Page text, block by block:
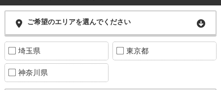
ご希望のエリアを選んでください
埼玉県 東京都
神奈川県